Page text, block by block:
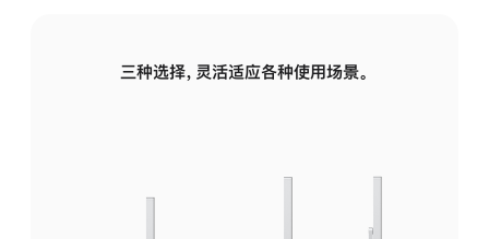
三种选择，灵活适应各种使用场景。